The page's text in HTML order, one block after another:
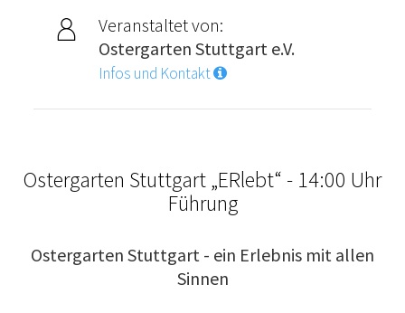
Veranstaltet von:
Ostergarten Stuttgart e.V.
Infos und Kontakt
Ostergarten Stuttgart „ERlebt“ - 14:00 Uhr
Führung
Ostergarten Stuttgart - ein Erlebnis mit allen
Sinnen